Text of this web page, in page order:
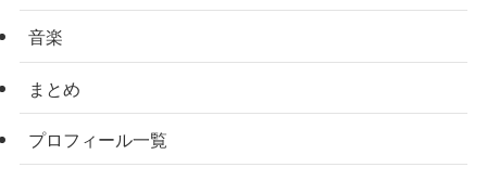
音楽
まとめ
プロフィール一覧